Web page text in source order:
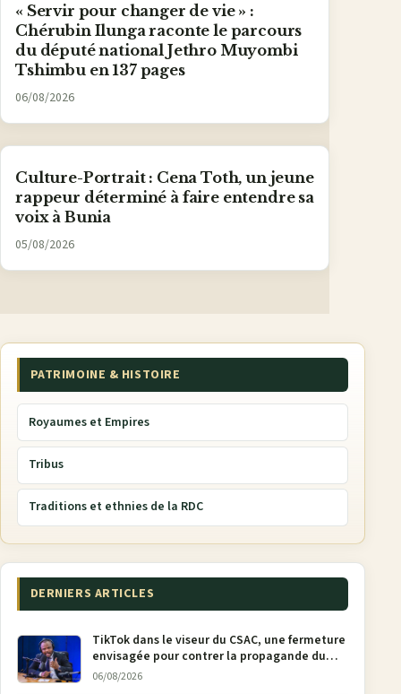
« Servir pour changer de vie » :
Chérubin Ilunga raconte le parcours
du député national Jethro Muyombi
Tshimbu en 137 pages
06/08/2026
Culture-Portrait : Cena Toth, un jeune
rappeur déterminé à faire entendre sa
voix à Bunia
05/08/2026
PATRIMOINE & HISTOIRE
Royaumes et Empires
Tribus
Traditions et ethnies de la RDC
DERNIERS ARTICLES
TikTok dans le viseur du CSAC, une fermeture
envisagée pour contrer la propagande du
M23
06/08/2026